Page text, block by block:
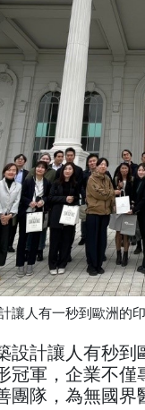
讓人有一秒到歐洲的印
設計讓人有秒
冠軍，企業不
團隊，為無國界